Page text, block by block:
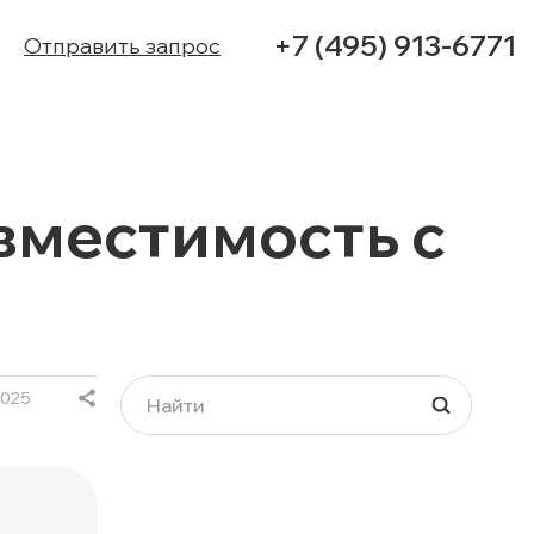
Отправить запрос +7 (495) 913-6771
КЕЙСЫ с